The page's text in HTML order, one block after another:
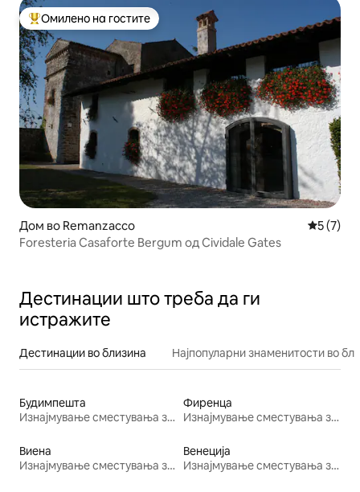
Меѓу најуспешните „Омилени на гостите“
Омилено на гостите
Дом во Remanzacco
5 (7)
Foresteria Casaforte Bergum од Cividale Gates
Дестинации што треба да ги
истражите
Дестинации во близина Најпопуларни знаменитости во
Будимпешта
Изнајмување сместувања за одмор
Фиренца
Изнајмување сместувања за одмор
Виена
Изнајмување сместувања за одмор
Венеција
Изнајмување сместувања за одмор